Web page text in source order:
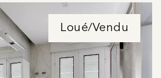
Loué/Vendu